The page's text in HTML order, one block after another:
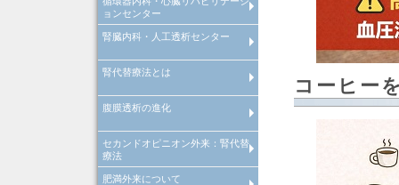
ョンセンター
心臓リハビリテーションセン
腎臓内科・人工透析センター
人工透析センターについて
人工透析センターが目指す医療
腎代替療法とは
腎代替療法とは
腹膜透析の進化
セカンドオピニオン外来：腎代替
療法
肥満外来について
コーヒー